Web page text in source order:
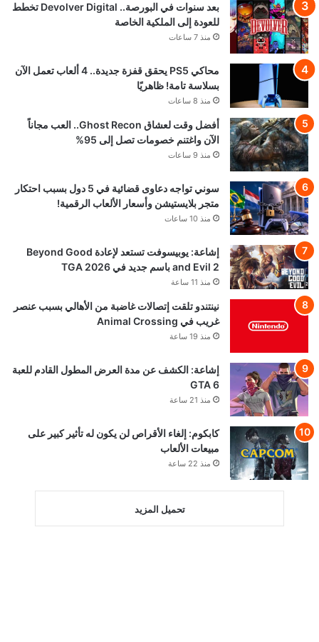
بعد سنوات في البورصة.. Devolver Digital تخطط
للعودة إلى الملكية الخاصة
منذ 7 ساعات
محاكي PS5 يحقق قفزة جديدة.. 4 ألعاب تعمل الآن
بسلاسة تامة! ظاهريًا
منذ 8 ساعات
أفضل وقت لعشاق Ghost Recon.. العب مجاناً
الآن واغتنم خصومات تصل إلى 95%
منذ 9 ساعات
سوني تواجه دعاوى قضائية في 5 دول بسبب احتكار
متجر بلايستيشن وأسعار الألعاب الرقمية!
منذ 10 ساعات
إشاعة: يوبيسوفت تستعد لإعادة Beyond Good
and Evil 2 باسم جديد في TGA 2026
منذ 11 ساعة
نينتندو تلقت إتصالات غاضبة من الأهالي بسبب عنصر
غريب في Animal Crossing
منذ 19 ساعة
إشاعة: الكشف عن مدة العرض المطول القادم للعبة
GTA 6
منذ 21 ساعة
كابكوم: إلغاء الأقراص لن يكون له تأثير كبير على
مبيعات الألعاب
منذ 22 ساعة
تحميل المزيد